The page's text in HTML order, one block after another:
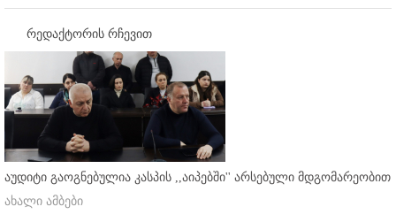
რედაქტორის რჩევით
აუდიტი გაოგნებულია კასპის ,,აიპებში'' არსებული მდგომარეობით
ახალი ამბები